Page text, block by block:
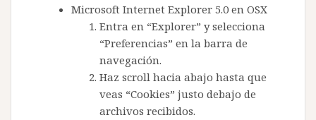
Microsoft Internet Explorer 5.0 en OSX
Entra en “Explorer” y selecciona
“Preferencias” en la barra de
navegación.
Haz scroll hacia abajo hasta que
veas “Cookies” justo debajo de
archivos recibidos.